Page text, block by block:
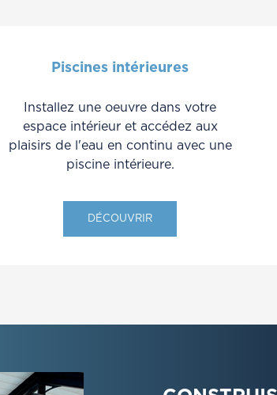
Piscines intérieures
Installez une oeuvre dans votre
espace intérieur et accédez aux
plaisirs de l'eau en continu avec une
piscine intérieure.
DÉCOUVRIR